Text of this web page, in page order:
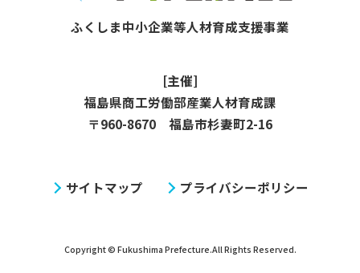
[主催]
福島県商工労働部産業人材育成課
〒960-8670 福島市杉妻町2-16
サイトマップ プライバシーポリシー
Copyright © Fukushima Prefecture.All Rights Reserved.